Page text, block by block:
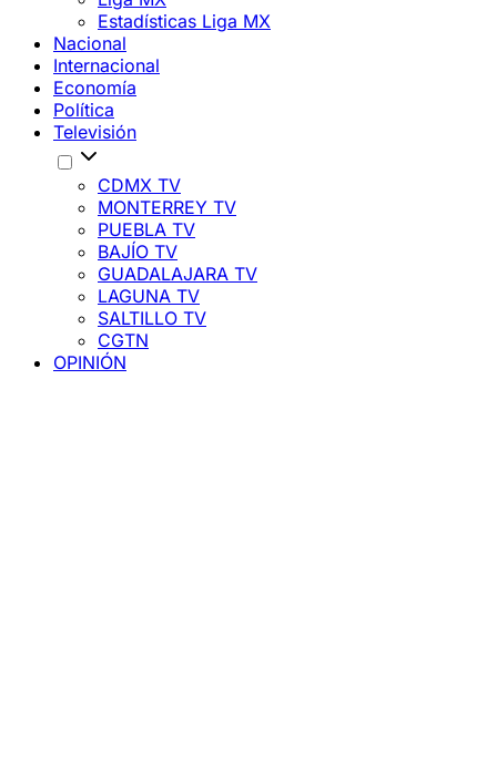
Estadísticas Liga MX
Nacional
Internacional
Economía
Política
Televisión
CDMX TV
MONTERREY TV
PUEBLA TV
BAJÍO TV
GUADALAJARA TV
LAGUNA TV
SALTILLO TV
CGTN
OPINIÓN